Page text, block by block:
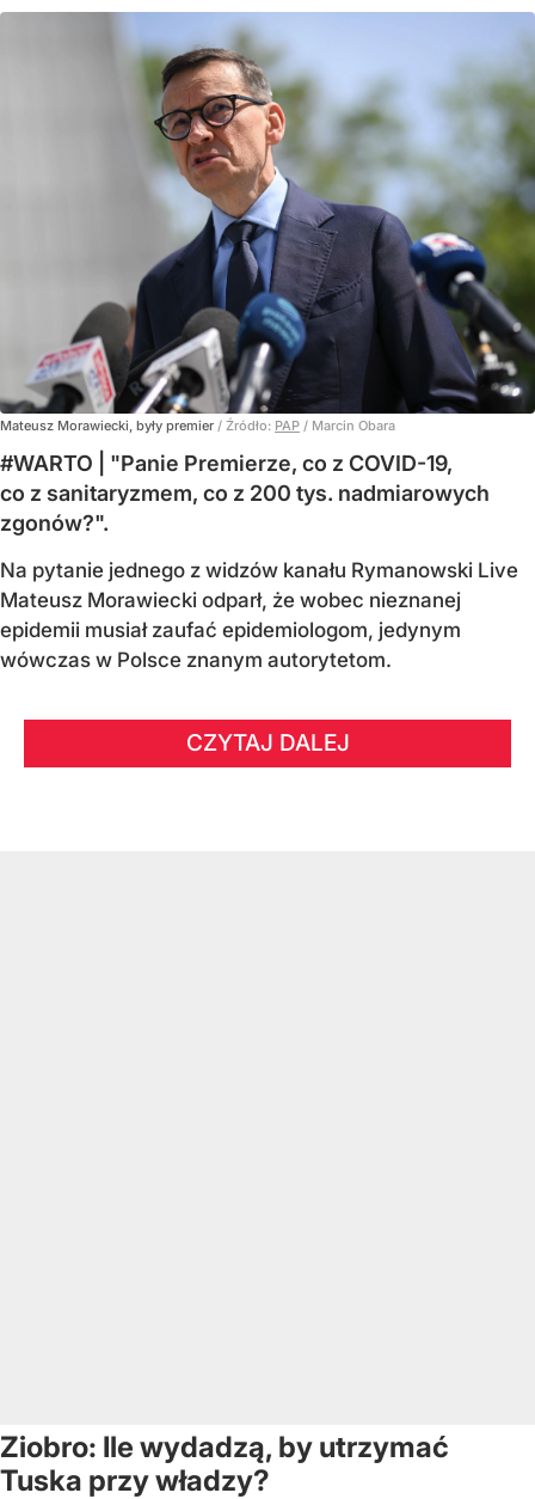
Mateusz Morawiecki, były premier / Źródło: PAP / Marcin Obara
#WARTO | "Panie Premierze, co z COVID-19,
co z sanitaryzmem, co z 200 tys. nadmiarowych
zgonów?".
Na pytanie jednego z widzów kanału Rymanowski Live
Mateusz Morawiecki odparł, że wobec nieznanej
epidemii musiał zaufać epidemiologom, jedynym
wówczas w Polsce znanym autorytetom.
CZYTAJ DALEJ
Ziobro: Ile wydadzą, by utrzymać
Tuska przy władzy?